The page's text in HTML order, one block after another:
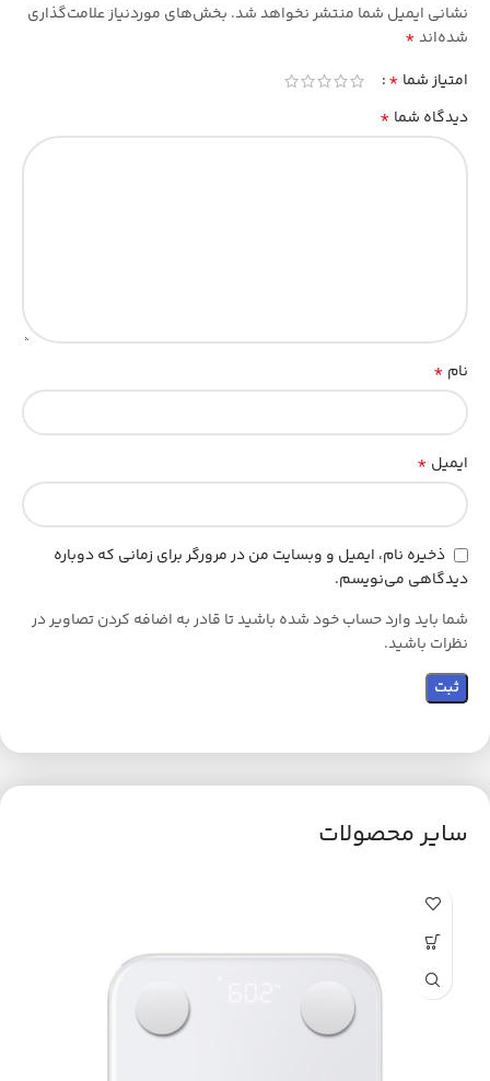
نشانی ایمیل شما منتشر نخواهد شد. بخش‌های موردنیاز علامت‌گذاری
شده‌اند*
امتیاز شما *
دیدگاه شما *
نام *
ایمیل *
ذخیره نام، ایمیل و وبسایت من در مرورگر برای زمانی که دوباره
دیدگاهی می‌نویسم.
شما باید وارد حساب خود شده باشید تا قادر به اضافه کردن تصاویر در
نظرات باشید.
سایر محصولات